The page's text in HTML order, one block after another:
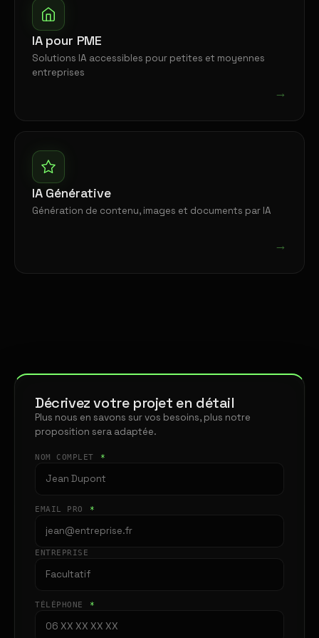
IA pour PME
Solutions IA accessibles pour petites et moyennes
entreprises
→
IA Générative
Génération de contenu, images et documents par IA
→
Décrivez votre projet en détail
Plus nous en savons sur vos besoins, plus notre
proposition sera adaptée.
NOM COMPLET *
EMAIL PRO *
ENTREPRISE
TÉLÉPHONE *